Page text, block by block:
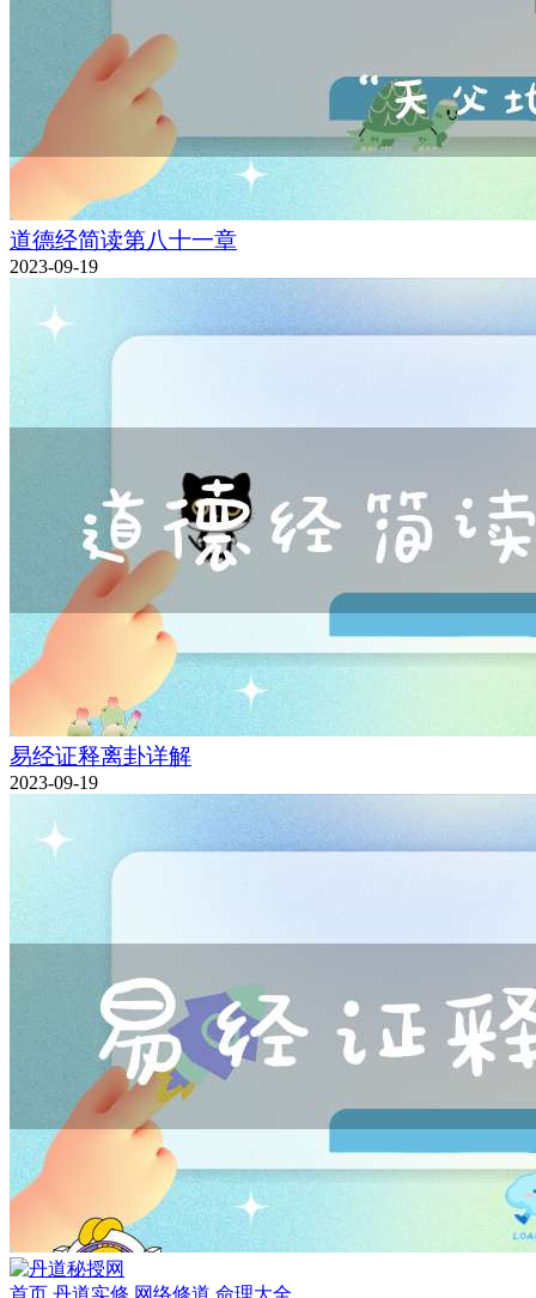
道德经简读第八十一章
2023-09-19
易经证释离卦详解
2023-09-19